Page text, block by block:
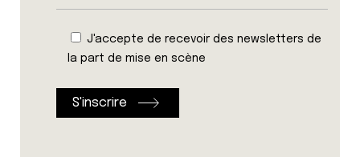
J'accepte de recevoir des newsletters de
la part de mise en scène